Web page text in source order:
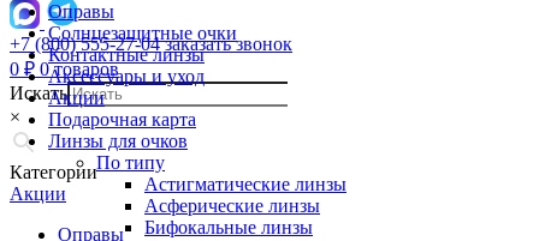
+7 (800) 555-27-04 заказать звонок
0 ₽ 0 товаров
Искать
×
Категории
Акции
Оправы
Оправы
Солнцезащитные очки
Контактные линзы
Аксессуары и уход
Акции
Подарочная карта
Линзы для очков
По типу
Астигматические линзы
Асферические линзы
Бифокальные линзы